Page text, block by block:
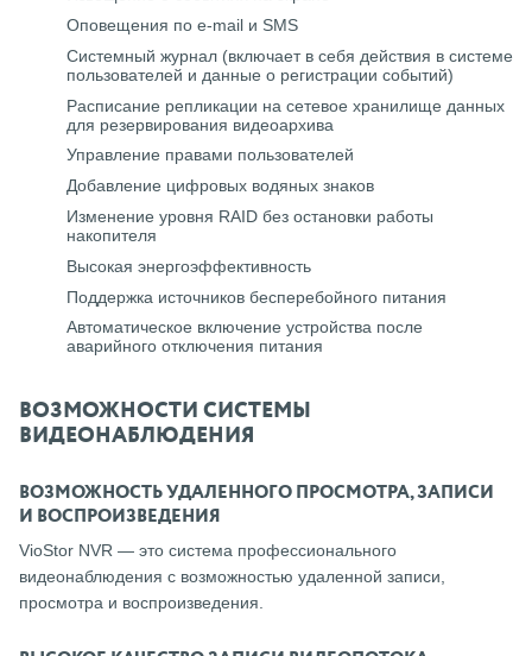
Оповещения по e-mail и SMS
Системный журнал (включает в себя действия в системе
пользователей и данные о регистрации событий)
Расписание репликации на сетевое хранилище данных
для резервирования видеоархива
Управление правами пользователей
Добавление цифровых водяных знаков
Изменение уровня RAID без остановки работы
накопителя
Высокая энергоэффективность
Поддержка источников бесперебойного питания
Автоматическое включение устройства после
аварийного отключения питания
ВОЗМОЖНОСТИ СИСТЕМЫ
ВИДЕОНАБЛЮДЕНИЯ
ВОЗМОЖНОСТЬ УДАЛЕННОГО ПРОСМОТРА, ЗАПИСИ
И ВОСПРОИЗВЕДЕНИЯ
VioStor NVR — это система профессионального
видеонаблюдения с возможностью удаленной записи,
просмотра и воспроизведения.